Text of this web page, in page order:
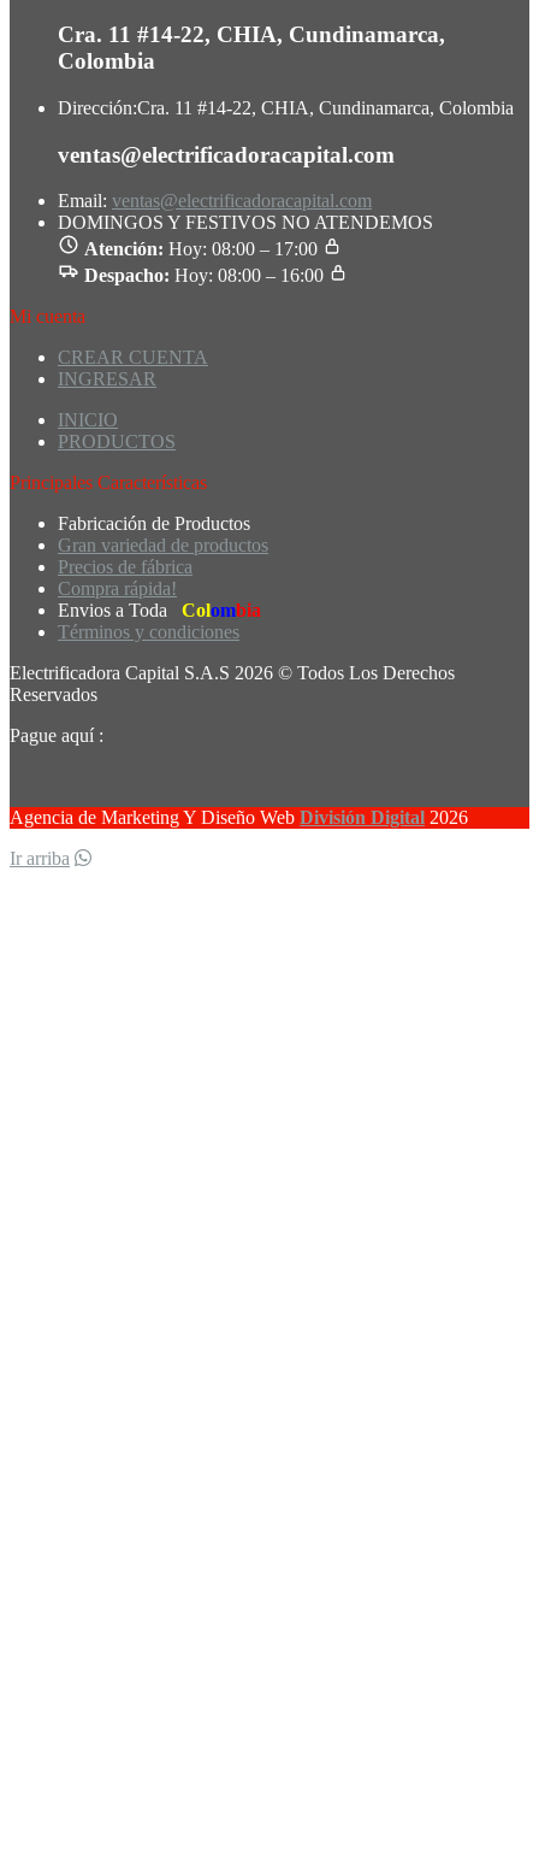
Cra. 11 #14-22, CHIA, Cundinamarca,
Colombia
Dirección:Cra. 11 #14-22, CHIA, Cundinamarca, Colombia
ventas@electrificadoracapital.com
Email: ventas@electrificadoracapital.com
DOMINGOS Y FESTIVOS NO ATENDEMOS
Atención: Hoy: 08:00 – 17:00
Despacho: Hoy: 08:00 – 16:00
Mi cuenta
CREAR CUENTA
INGRESAR
INICIO
PRODUCTOS
Principales Características
Fabricación de Productos
Gran variedad de productos
Precios de fábrica
Compra rápida!
Envios a Toda
Colombia
Términos y condiciones
Electrificadora Capital S.A.S 2026 © Todos Los Derechos
Reservados
Pague aquí :
Agencia de Marketing Y Diseño Web División Digital 2026
Ir arriba